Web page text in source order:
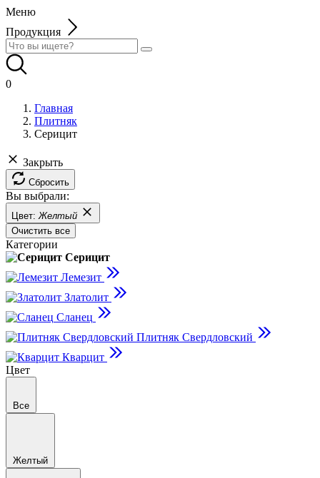
Меню
Продукция
0
Главная
Плитняк
Серицит
Закрыть
Сбросить
Вы выбрали:
Цвет:Желтый
Очистить все
Категории
Серицит
Лемезит
Златолит
Сланец
Плитняк Свердловский
Кварцит
Цвет
Все
Желтый